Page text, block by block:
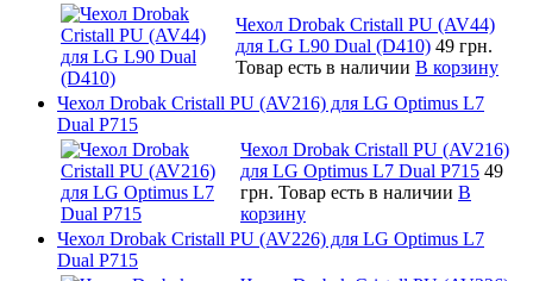
Чехол Drobak Cristall PU (AV44)
для LG L90 Dual (D410) 49 грн.
Товар есть в наличии В корзину
Чехол Drobak Cristall PU (AV216) для LG Optimus L7
Dual P715
Чехол Drobak Cristall PU (AV216)
для LG Optimus L7 Dual P715 49
грн. Товар есть в наличии В
корзину
Чехол Drobak Cristall PU (AV226) для LG Optimus L7
Dual P715